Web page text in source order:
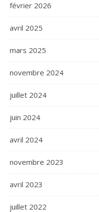
février 2026
avril 2025
mars 2025
novembre 2024
juillet 2024
juin 2024
avril 2024
novembre 2023
avril 2023
juillet 2022